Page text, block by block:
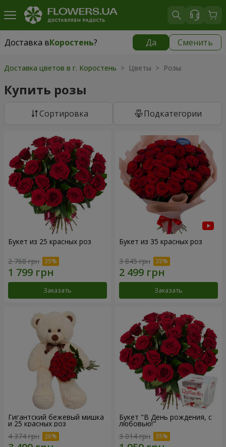
Доставка вКоростень? Да Сменить
Доставка вКоростень|
Доставка цветов в г. Коростень > Цветы > Розы
Купить розы
Cортировка Подкатегории
Букет из 25 красных роз
2 768 грн
Заказать
Букет из 35 красных роз
3 845 грн
Заказать
Гигантский бежевый мишка
и 25 красных роз
4 374 грн
Букет "В День рождения, с
любовью!"
3 014 грн